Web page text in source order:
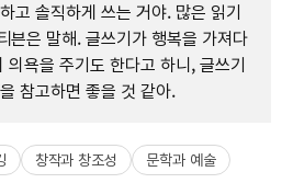
고 솔직하게 쓰는 거야. 많은 읽기
븐은 말해. 글쓰기가 행복을 가져다
욕을 주기도 한다고 하니, 글쓰기
참고하면 좋을 것 같아.
창작과 창조성
문학과 예술